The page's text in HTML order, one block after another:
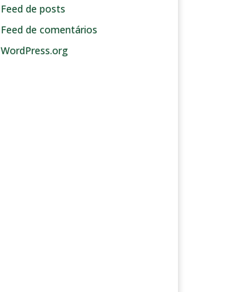
Feed de posts
Feed de comentários
WordPress.org